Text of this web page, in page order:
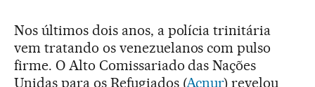
Nos últimos dois anos, a polícia trinitária
vem tratando os venezuelanos com pulso
firme. O Alto Comissariado das Nações
Unidas para os Refugiados (Acnur) revelou